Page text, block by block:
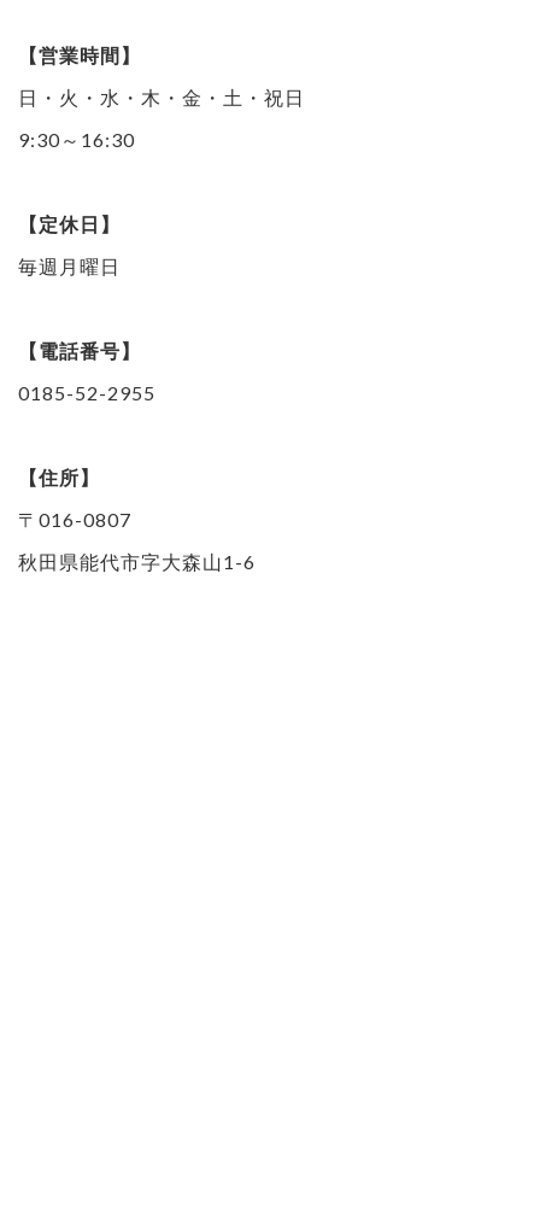
【営業時間】
日・火・水・木・金・土・祝日
9:30～16:30
【定休日】
毎週月曜日
【電話番号】
0185-52-2955
【住所】
〒016-0807
秋田県能代市字大森山1-6